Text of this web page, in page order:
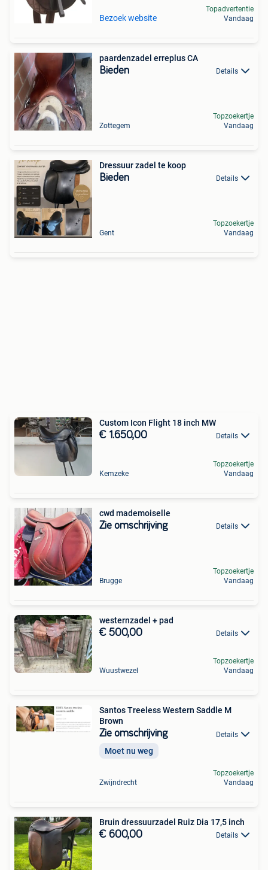
Bezoek website
Topadvertentie
Vandaag
paardenzadel erreplus CA
Bieden Details
Zottegem
Topzoekertje
Vandaag
Dressuur zadel te koop
Bieden Details
Gent
Topzoekertje
Vandaag
Custom Icon Flight 18 inch MW
€ 1.650,00 Details
Kemzeke
Topzoekertje
Vandaag
cwd mademoiselle
Zie omschrijving Details
Brugge
Topzoekertje
Vandaag
westernzadel + pad
€ 500,00 Details
Wuustwezel
Topzoekertje
Vandaag
Santos Treeless Western Saddle M
Brown
Zie omschrijving Details
Moet nu weg
Zwijndrecht
Topzoekertje
Vandaag
Bruin dressuurzadel Ruiz Dia 17,5 inch
€ 600,00 Details